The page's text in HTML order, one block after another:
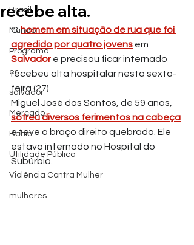
Brasil
Mundo
Programa
es
salvador
Mercado
Bahia
Utilidade Pública
Violência Contra Mulher
mulheres
recebe alta.
O homem em situação de rua que foi
agredido por quatro jovens em
Salvador e precisou ficar internado
recebeu alta hospitalar nesta sexta-
feira (27).
Miguel José dos Santos, de 59 anos,
sofreu diversos ferimentos na cabeça
e teve o braço direito quebrado. Ele
estava internado no Hospital do
Subúrbio.